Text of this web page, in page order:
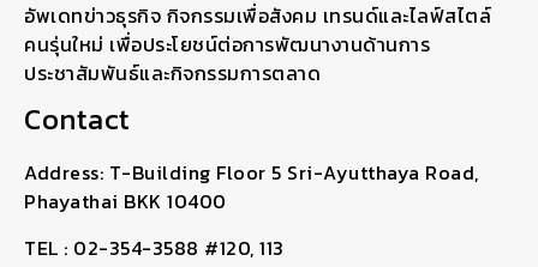
อัพเดทข่าวธุรกิจ กิจกรรมเพื่อสังคม เทรนด์และไลฟ์สไตล์
คนรุ่นใหม่ เพื่อประโยชน์ต่อการพัฒนางานด้านการ
ประชาสัมพันธ์และกิจกรรมการตลาด
Contact
Address: T-Building Floor 5 Sri-Ayutthaya Road,
Phayathai BKK 10400
TEL : 02-354-3588 #120, 113